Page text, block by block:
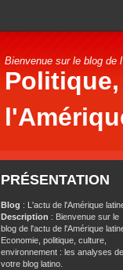
Bienvenue sur le blog de
PRÉSENTATION
Blog : L'actu de l'Amérique
Description : Bienvenue sur le
blog de l'actu de l'Amérique
Economie, politique, culture,
environnement : les analyses de
votre blog latino.